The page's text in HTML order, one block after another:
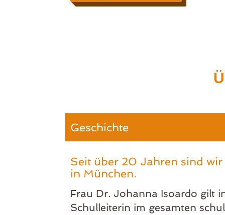
Geschichte
Seit über 20 Jahren sind
in München.
​Frau Dr. Johanna Isoardo gilt
Schulleiterin im gesamten